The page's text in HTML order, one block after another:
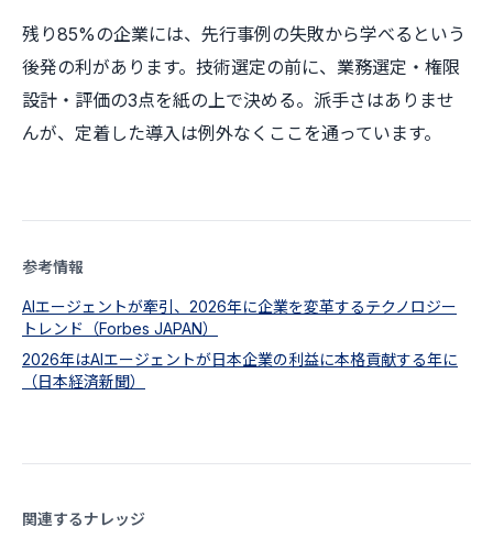
残り85%の企業には、先行事例の失敗から学べるという
後発の利があります。技術選定の前に、業務選定・権限
設計・評価の3点を紙の上で決める。派手さはありませ
んが、定着した導入は例外なくここを通っています。
参考情報
AIエージェントが牽引、2026年に企業を変革するテクノロジー
トレンド（Forbes JAPAN）
2026年はAIエージェントが日本企業の利益に本格貢献する年に
（日本経済新聞）
関連するナレッジ